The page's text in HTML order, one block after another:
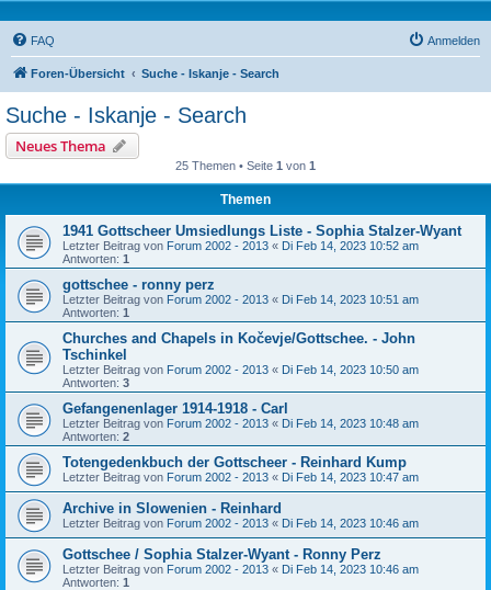
FAQ Anmelden
Foren-Übersicht Suche - Iskanje - Search
Suche - Iskanje - Search
Neues Thema
25 Themen • Seite 1 von 1
Themen
1941 Gottscheer Umsiedlungs Liste - Sophia Stalzer-Wyant
Letzter Beitrag von Forum 2002 - 2013 « Di Feb 14, 2023 10:52 am
Antworten: 1
gottschee - ronny perz
Letzter Beitrag von Forum 2002 - 2013 « Di Feb 14, 2023 10:51 am
Antworten: 1
Churches and Chapels in Kočevje/Gottschee. - John
Tschinkel
Letzter Beitrag von Forum 2002 - 2013 « Di Feb 14, 2023 10:50 am
Antworten: 3
Gefangenenlager 1914-1918 - Carl
Letzter Beitrag von Forum 2002 - 2013 « Di Feb 14, 2023 10:48 am
Antworten: 2
Totengedenkbuch der Gottscheer - Reinhard Kump
Letzter Beitrag von Forum 2002 - 2013 « Di Feb 14, 2023 10:47 am
Archive in Slowenien - Reinhard
Letzter Beitrag von Forum 2002 - 2013 « Di Feb 14, 2023 10:46 am
Gottschee / Sophia Stalzer-Wyant - Ronny Perz
Letzter Beitrag von Forum 2002 - 2013 « Di Feb 14, 2023 10:46 am
Antworten: 1